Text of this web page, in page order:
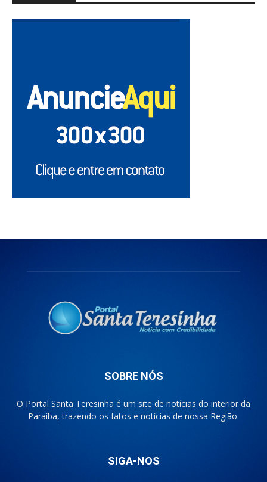
SOBRE NÓS
O Portal Santa Teresinha é um site de notícias do interior da
Paraíba, trazendo os fatos e notícias de nossa Região.
SIGA-NOS